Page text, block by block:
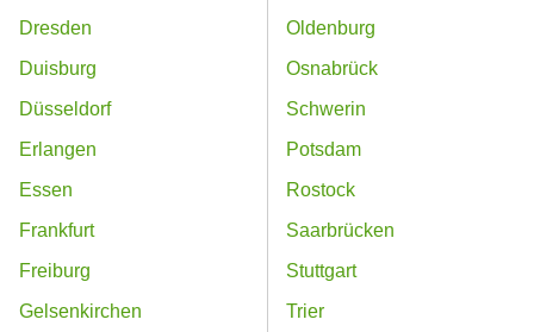
Dresden
Duisburg
Düsseldorf
Erlangen
Essen
Frankfurt
Freiburg
Gelsenkirchen
Oldenburg
Osnabrück
Schwerin
Potsdam
Rostock
Saarbrücken
Stuttgart
Trier